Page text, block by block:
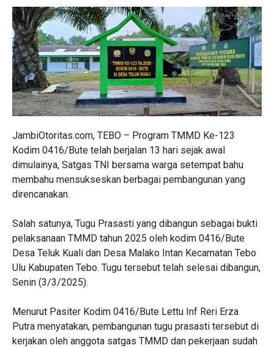
JambiOtoritas.com, TEBO – Program TMMD Ke-123
Kodim 0416/Bute telah berjalan 13 hari sejak awal
dimulainya, Satgas TNI bersama warga setempat bahu
membahu mensukseskan berbagai pembangunan yang
direncanakan.
Salah satunya, Tugu Prasasti yang dibangun sebagai bukti
pelaksanaan TMMD tahun 2025 oleh kodim 0416/Bute
Desa Teluk Kuali dan Desa Malako Intan Kecamatan Tebo
Ulu Kabupaten Tebo. Tugu tersebut telah selesai dibangun,
Senin (3/3/2025).
Menurut Pasiter Kodim 0416/Bute Lettu Inf Reri Erza
Putra menyatakan, pembangunan tugu prasasti tersebut di
kerjakan oleh anggota satgas TMMD dan pekerjaan sudah